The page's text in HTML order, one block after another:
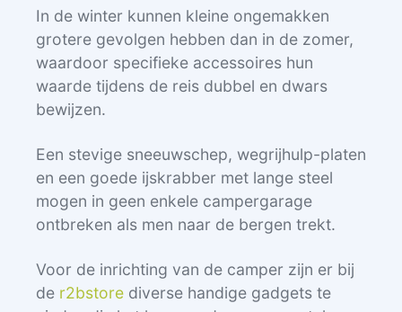
In de winter kunnen kleine ongemakken
grotere gevolgen hebben dan in de zomer,
waardoor specifieke accessoires hun
waarde tijdens de reis dubbel en dwars
bewijzen.
Een stevige sneeuwschep, wegrijhulp-platen
en een goede ijskrabber met lange steel
mogen in geen enkele campergarage
ontbreken als men naar de bergen trekt.
Voor de inrichting van de camper zijn er bij
de r2bstore diverse handige gadgets te